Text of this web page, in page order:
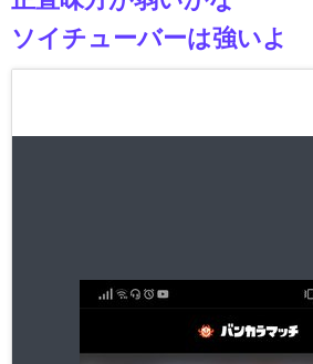
ソイチューバーは強いよ